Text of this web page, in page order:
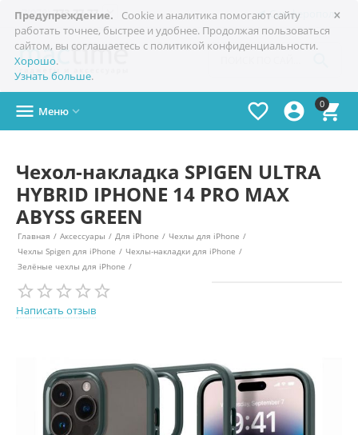
×
Предупреждение.
Cookie и аналитика помогают сайту
работать точнее, быстрее и удобнее. Продолжая пользоваться
сайтом, вы соглашаетесь с политикой конфиденциальности.
Хорошо.
Узнать больше.
Симферополь
+7(978)773-77-77 
0



 Меню 
Чехол-накладка SPIGEN ULTRA
HYBRID IPHONE 14 PRO MAX
ABYSS GREEN
Главная / Аксессуары / Для iPhone / Чехлы для iPhone /
Чехлы Spigen для iPhone / Чехлы-накладки для iPhone /
Зелёные чехлы для iPhone /
Написать отзыв